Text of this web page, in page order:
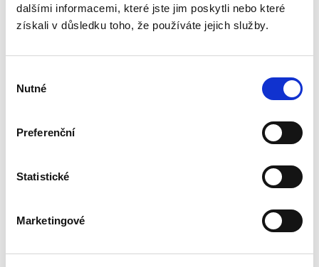
dalšími informacemi, které jste jim poskytli nebo které
získali v důsledku toho, že používáte jejich služby.
souhlasu
Nutné
Preferenční
Statistické
Marketingové
zákoníku
Kniha je sborníkem příspěvků vystupujících na
Právnické fakultě UP v Olomouci. Jejími
spoluautory jsou soudci...